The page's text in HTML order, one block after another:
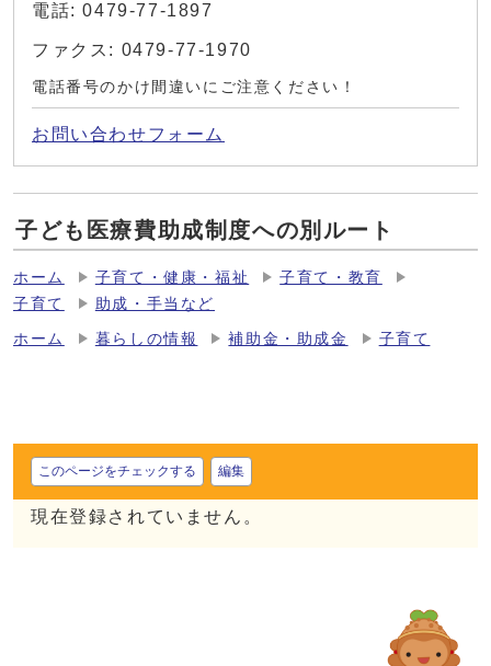
電話: 0479-77-1897
ファクス: 0479-77-1970
電話番号のかけ間違いにご注意ください！
お問い合わせフォーム
子ども医療費助成制度への別ルート
ホーム 子育て・健康・福祉
子育て・教育
子育て
助成・手当など
ホーム 暮らしの情報 補助金・助成金 子育て
このページをチェックする 編集
現在登録されていません。